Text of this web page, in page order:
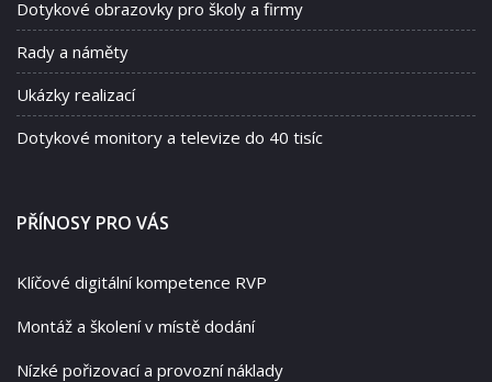
Dotykové obrazovky pro školy a firmy
Rady a náměty
Ukázky realizací
Dotykové monitory a televize do 40 tisíc
PŘÍNOSY PRO VÁS
Klíčové digitální kompetence RVP
Montáž a školení v místě dodání
Nízké pořizovací a provozní náklady